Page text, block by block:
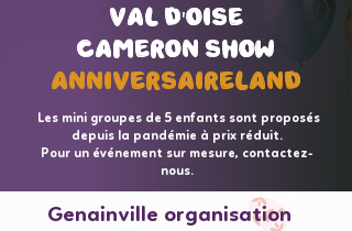
val d'oise
Cameron Show
AnniversaireLand
val d'oise
Cameron Show
AnniversaireLand
Les mini groupes de 5 enfants sont proposés
depuis la pandémie à prix réduit.
Pour un événement sur mesure, contactez-
nous.
Genainville organisation